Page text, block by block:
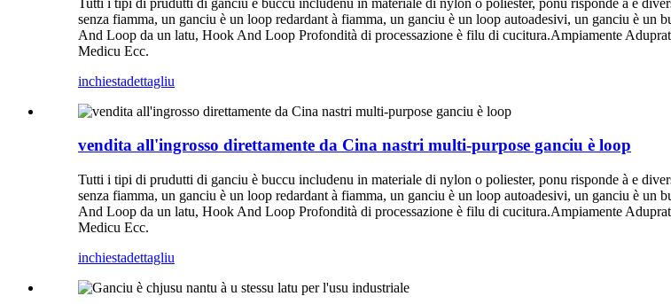
senza fiamma, un ganciu è un loop redardant à fiamma, un ganciu è un loop autoadesivi, un ganciu è
And Loop da un latu, Hook And Loop Profondità di processazione è filu di cucitura.Ampiamente
Medicu Ecc.
inchiestadettagliu
vendita all'ingrosso direttamente da Cina nastri multi-purpose ganciu è loop
Tutti i tipi di prudutti di ganciu è buccu includenu in materiale di nylon o poliester, ponu risponde à e
senza fiamma, un ganciu è un loop redardant à fiamma, un ganciu è un loop autoadesivi, un ganciu è
And Loop da un latu, Hook And Loop Profondità di processazione è filu di cucitura.Ampiamente
Medicu Ecc.
inchiestadettagliu